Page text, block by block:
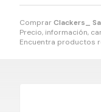
ComprarClackers_
Precio, información,
Encuentra productos